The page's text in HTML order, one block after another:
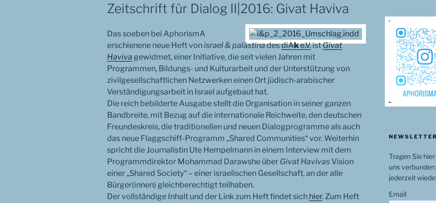
Zeitschrift für Dialog II|2016: Givat Haviva
Das soeben bei AphorismA
erschienene neue Heft vonisrael & palästinadesdiAke.V.istGivat
Haviva gewidmet, einer Initiative, die seit vielen Jahren mit
Programmen, Bildungs- und Kulturarbeit und der Unterstützung von
zivilgesellschaftlichen Netzwerken einen Ort jüdisch-arabischer
Verständigungsarbeit in Israel aufgebaut hat.
Die reich bebilderte Ausgabe stellt die Organisation in seiner ganzen
Bandbreite, mit Bezug auf die internationale Reichweite, den deutschen
Freundeskreis, die traditionellen und neuen Dialogprogramme als auch
das neue Flaggschiff-Programm „Shared Communities“ vor. Weiterhin
spricht die Journalistin Ute Hempelmann in einem Interview mit dem
Programmdirektor Mohammad Darawshe über Givat Havivas Vision
einer „Shared Society“ – einer israelischen Gesellschaft, an der alle
Bürger(innen) gleichberechtigt teilhaben.
Der vollständige Inhalt und der Link zum Heft findet sich hier. Zum Heft
Tragen Sie
uns
jederzeit
Email